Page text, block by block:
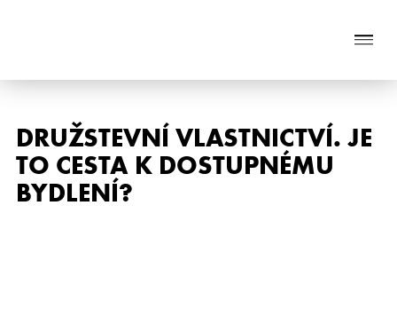
Naše služby
O nás
Nabídka nemovitostí
DRUŽSTEVNÍ VLASTNICTVÍ. JE
TO CESTA K DOSTUPNÉMU
BYDLENÍ?